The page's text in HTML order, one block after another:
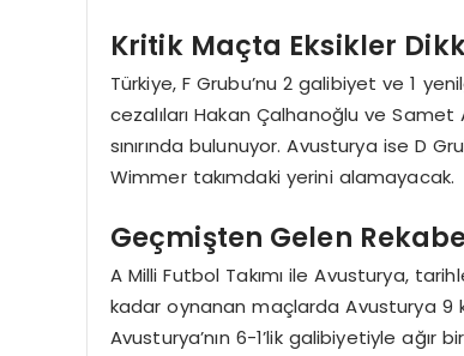
Kritik Maçta Eksikler
Türkiye, F Grubu’nu 2 galibiyet ve 1
cezalıları Hakan Çalhanoğlu ve
sınırında bulunuyor. Avusturya ise D
Wimmer takımdaki yerini alamayacak.
Geçmişten Gelen
A Milli Futbol Takımı ile Avusturya,
kadar oynanan maçlarda Avusturya 9
Avusturya’nın 6-1’lik galibiyetiyle ağır